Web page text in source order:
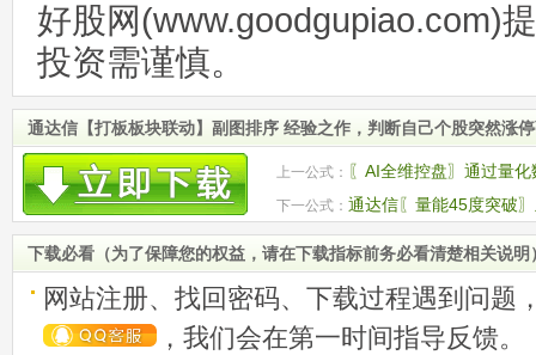
好股网(www.goodgupiao.com)
投资需谨慎。
通达信【打板板块联动】副图排序 经验之作，判断自己个股突然涨
上一公式： 〖AI全维控盘〗通过量
势强弱 副图源码
下一公式： 通达信〖量能45度突破
源码
下载必看（为了保障您的权益，请在下载指标前务必看清楚相关说明
网站注册、找回密码、下载过程遇到问题
，我们会在第一时间指导反馈。